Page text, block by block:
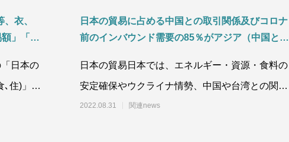
衣、
」「食
実現 に
定供給
日本の
､住)」及
日本の貿易に占める中国との取引関係及びコロナ
前のインバウンド需要の85％がアジア（中国と台
人々の行動変容が進む中、円安メリットによるイ
ンバウンド需要はどこまで進められるのか！
日本の貿易日本では、エネルギー・資源・食料の
安定確保やウクライナ情勢、中国や台湾との関係
などの政治不安に加え、将来に向けた成長戦略
2022.08.31 関連news